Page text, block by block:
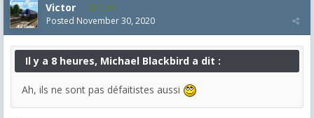
Victor 1,255
Posted November 30, 2020
Il y a 8 heures, Michael Blackbird a dit :
Ah, ils ne sont pas défaitistes aussi